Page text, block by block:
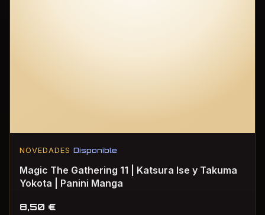
NOVEDADES Disponible
Magic The Gathering 11 | Katsura Ise y Takuma
Yokota | Panini Manga
8,50 €